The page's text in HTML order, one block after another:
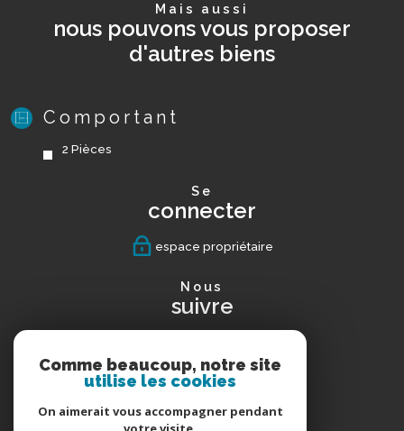
Mais aussi
nous pouvons vous proposer
d'autres biens
Comportant
2 Pièces
se
connecter
espace propriétaire
nous
suivre
avis
clients
Comme beaucoup, notre site
utilise les cookies
On aimerait vous accompagner pendant